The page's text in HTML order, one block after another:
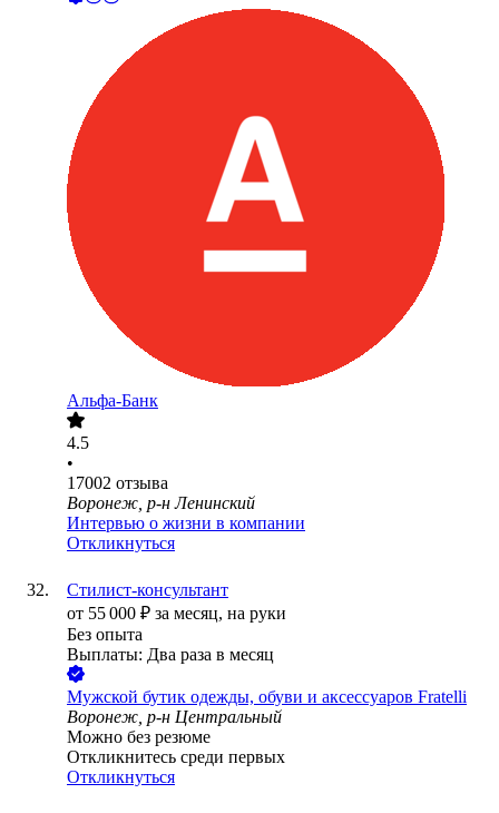
Альфа-Банк
4.5
•
17002 отзыва
Воронеж, р-н Ленинский
Интервью о жизни в компании
Откликнуться
Стилист-консультант
от 55 000 ₽ за месяц, на руки
Без опыта
Выплаты: Два раза в месяц
Мужской бутик одежды, обуви и аксессуаров Fratelli
Воронеж, р-н Центральный
Можно без резюме
Откликнитесь среди первых
Откликнуться